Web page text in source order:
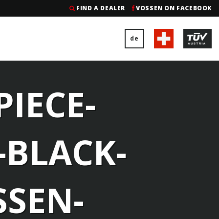
FIND A DEALER VOSSEN ON FACEBOOK
de